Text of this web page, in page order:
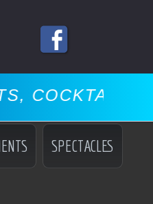
MISS,
SPECTACLES